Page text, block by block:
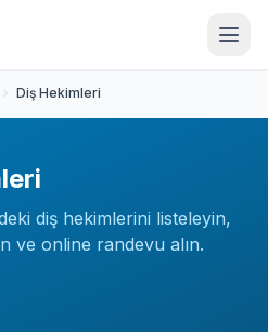
Diş Hekimleri
diş hekimlerini listeleyin,
ve online randevu alın.